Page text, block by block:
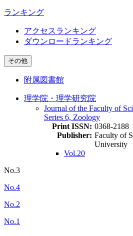
ランキング
アクセスランキング
ダウンロードランキング
その他
附属図書館
理学院・理学研究院
Journal of the Faculty of
Series 6, Zoology
Print ISSN: 0368-2188
Publisher: Faculty of
University
Vol.20
No.3
No.4
No.2
No.1